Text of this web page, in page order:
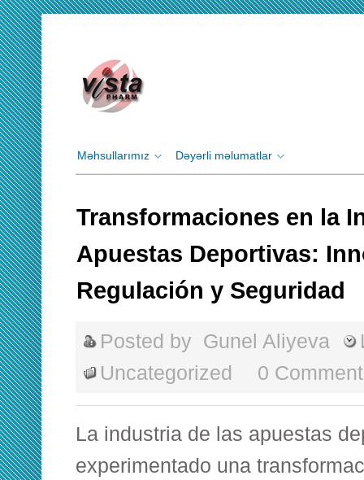
Məhsullarımız Dəyərli məlumatlar
Transformaciones en la
Apuestas Deportivas:
Regulación y Seguridad
Posted by Gunel Aliyeva
Uncategorized
0
La industria de las apuestas
experimentado una